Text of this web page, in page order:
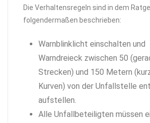
Die Verhaltensregeln sind in dem
folgendermaßen beschrieben:
Warnblinklicht einschalten und
Warndreieck zwischen 50
Strecken) und 150 Metern
Kurven) von der Unfallstelle
aufstellen.
Alle Unfallbeteiligten müssen